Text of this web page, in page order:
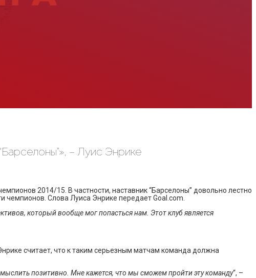
– Луис Энрике
2014/15. В частности, наставник “Барселоны” довольно лестно
чемпионов. Слова Луиса Энрике передает Goal.com.
который вообще мог попасться нам. Этот клуб является
считает, что к таким серьезным матчам команда должна
позитивно. Мне кажется, что мы сможем пройти эту команду“, –